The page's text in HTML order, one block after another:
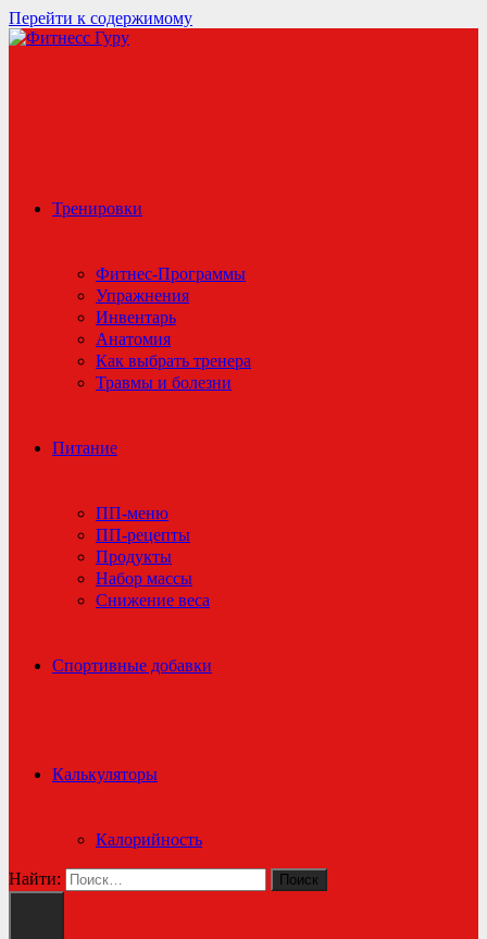
Перейти к содержимому
Тренировки
Фитнес-Программы
Упражнения
Инвентарь
Анатомия
Как выбрать тренера
Травмы и болезни
Питание
ПП-меню
ПП-рецепты
Продукты
Набор массы
Снижение веса
Спортивные добавки
Калькуляторы
Калорийность
Найти: